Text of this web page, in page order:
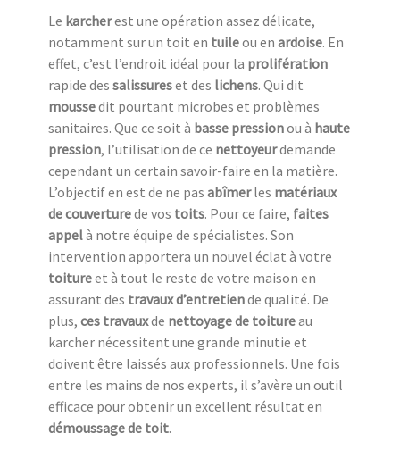
Le karcherest une opération assez délicate,
notamment sur un toit en tuileou en ardoise. En
effet, c’est l’endroit idéal pour la prolifération
rapide des salissureset des lichens. Qui dit
moussedit pourtant microbes et problèmes
sanitaires. Que ce soit à basse pressionou à haute
pression, l’utilisation de ce nettoyeurdemande
cependant un certain savoir-faire en la matière.
L’objectif en est de ne pas abîmerles matériaux
de couverturede vos toits. Pour ce faire, faites
appelà notre équipe de spécialistes. Son
intervention apportera un nouvel éclat à votre
toitureet à tout le reste de votre maison en
assurant des travaux d’entretiende qualité. De
plus, ces travauxde nettoyage de toitureau
karcher nécessitent une grande minutie et
doivent être laissés aux professionnels. Une fois
entre les mains de nos experts, il s’avère un outil
efficace pour obtenir un excellent résultat en
démoussage de toit.